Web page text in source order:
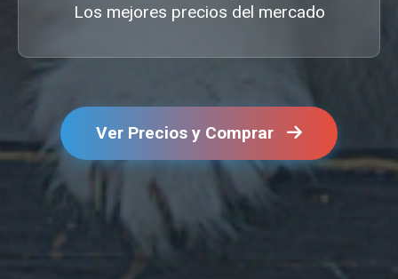
Los mejores precios del mercado
Ver Precios y Comprar